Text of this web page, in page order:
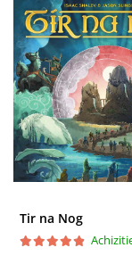
Tir na Nog